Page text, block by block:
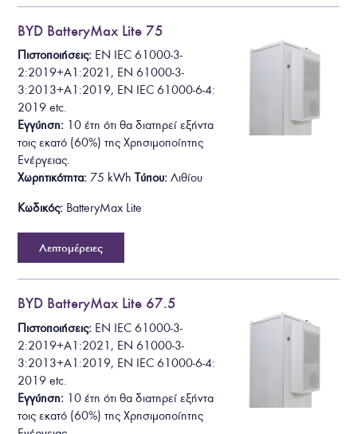
BYD BatteryMax Lite 75
Πιστοποιήσεις: EN IEC 61000-3-
2:2019+A1:2021 , EN 61000-3-
3:2013+A1:2019, EN IEC 61000-6-4:
2019etc.
Εγγύηση: 10 έτη ότι θαδιατηρεί εξήντα
τοις εκατό (60%) της Χρησιμοποίητης
Ενέργειας.
Χωρητικότητα: 75 kWh Τύπου: Λιθίου
Κωδικός: BatteryMax Lite
Λεπτομέρειες
BYD BatteryMax Lite 67.5
Πιστοποιήσεις: EN IEC 61000-3-
2:2019+A1:2021 , EN 61000-3-
3:2013+A1:2019, EN IEC 61000-6-4:
2019etc.
Εγγύηση: 10 έτη ότι θαδιατηρεί εξήντα
τοις εκατό (60%) της Χρησιμοποίητης